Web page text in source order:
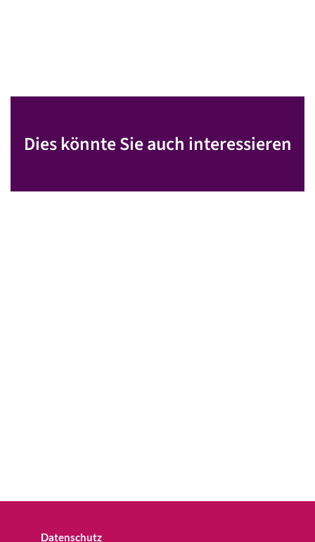
Dies könnte Sie auch interessieren
Datenschutz